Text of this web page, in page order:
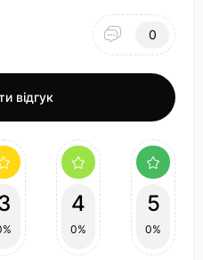
0
відгук
4
0%
5
0%